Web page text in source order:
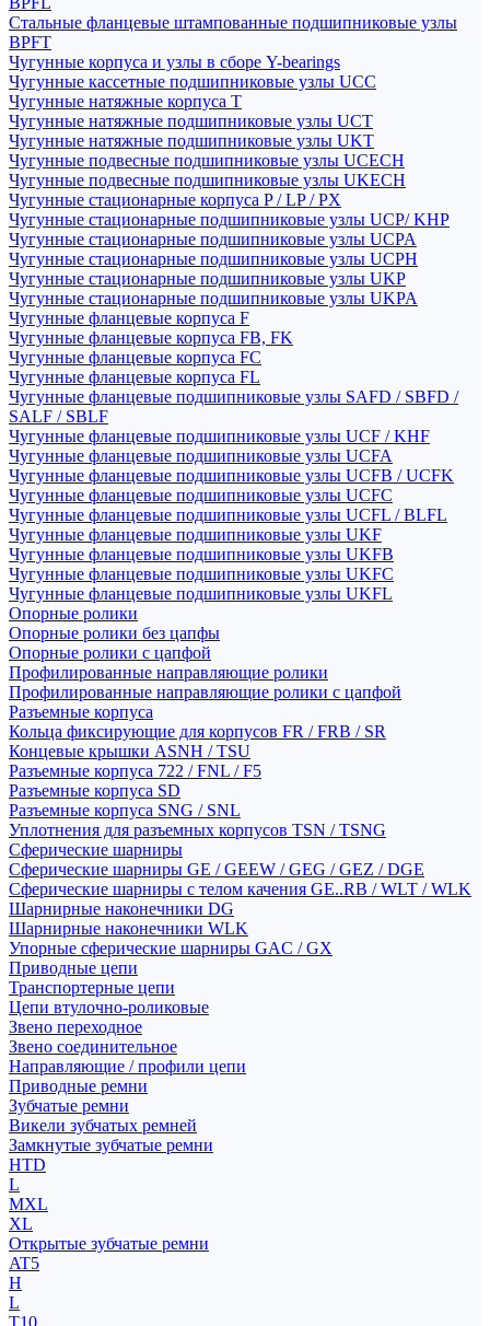
Стальные фланцевые штампованные подшипниковые узлы
BPFT
Чугунные корпуса и узлы в сборе Y-bearings
Чугунные кассетные подшипниковые узлы UCC
Чугунные натяжные корпуса T
Чугунные натяжные подшипниковые узлы UCT
Чугунные натяжные подшипниковые узлы UKT
Чугунные подвесные подшипниковые узлы UCECH
Чугунные подвесные подшипниковые узлы UKECH
Чугунные стационарные корпуса P / LP / PX
Чугунные стационарные подшипниковые узлы UCP/ KHP
Чугунные стационарные подшипниковые узлы UCPA
Чугунные стационарные подшипниковые узлы UCPH
Чугунные стационарные подшипниковые узлы UKP
Чугунные стационарные подшипниковые узлы UKPA
Чугунные фланцевые корпуса F
Чугунные фланцевые корпуса FB, FK
Чугунные фланцевые корпуса FC
Чугунные фланцевые корпуса FL
Чугунные фланцевые подшипниковые узлы SAFD / SBFD /
SALF / SBLF
Чугунные фланцевые подшипниковые узлы UCF / KHF
Чугунные фланцевые подшипниковые узлы UCFA
Чугунные фланцевые подшипниковые узлы UCFB / UCFK
Чугунные фланцевые подшипниковые узлы UCFC
Чугунные фланцевые подшипниковые узлы UCFL / BLFL
Чугунные фланцевые подшипниковые узлы UKF
Чугунные фланцевые подшипниковые узлы UKFB
Чугунные фланцевые подшипниковые узлы UKFC
Чугунные фланцевые подшипниковые узлы UKFL
Опорные ролики
Опорные ролики без цапфы
Опорные ролики с цапфой
Профилированные направляющие ролики
Профилированные направляющие ролики с цапфой
Разъемные корпуса
Кольца фиксирующие для корпусов FR / FRB / SR
Концевые крышки ASNH / TSU
Разъемные корпуса 722 / FNL / F5
Разъемные корпуса SD
Разъемные корпуса SNG / SNL
Уплотнения для разъемных корпусов TSN / TSNG
Сферические шарниры
Сферические шарниры GE / GEEW / GEG / GEZ / DGE
Сферические шарниры с телом качения GE..RB / WLT / WLK
Шарнирные наконечники DG
Шарнирные наконечники WLK
Упорные сферические шарниры GAC / GX
Приводные цепи
Транспортерные цепи
Цепи втулочно-роликовые
Звено переходное
Звено соединительное
Направляющие / профили цепи
Приводные ремни
Зубчатые ремни
Викели зубчатых ремней
Замкнутые зубчатые ремни
HTD
L
MXL
XL
Открытые зубчатые ремни
AT5
H
L
T10